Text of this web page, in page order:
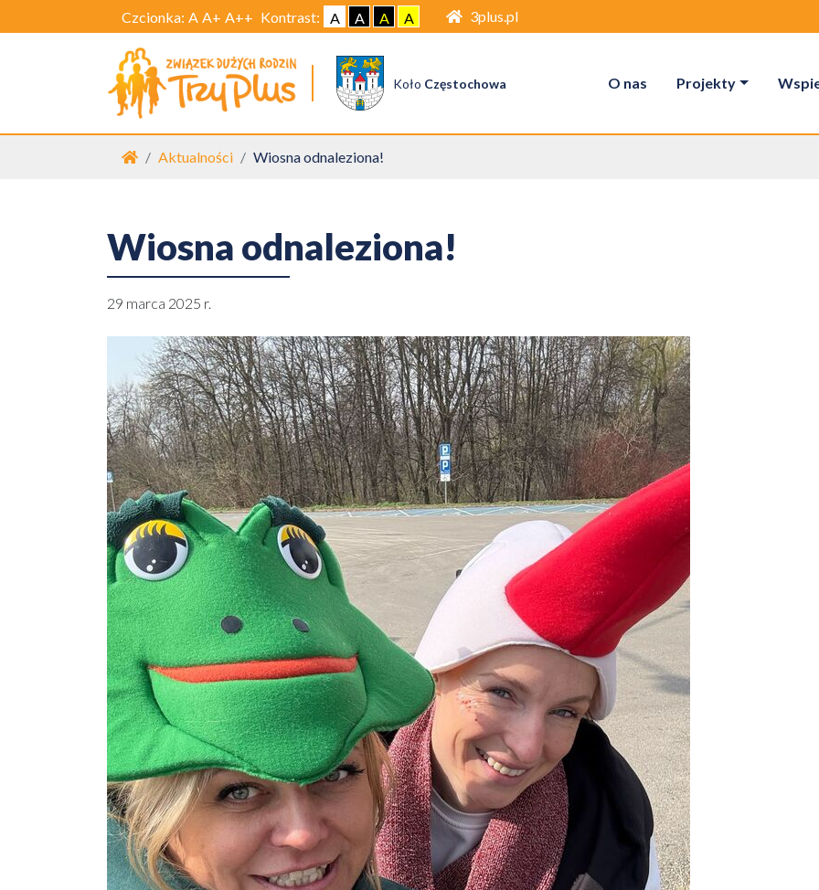
Czcionka: A A+ A++ Kontrast: A A A A 3plus.pl
Koło Częstochowa O nas Projekty
Strona główna
Aktualności Wiosna odnaleziona!
Wiosna odnaleziona!
29 marca 2025 r.